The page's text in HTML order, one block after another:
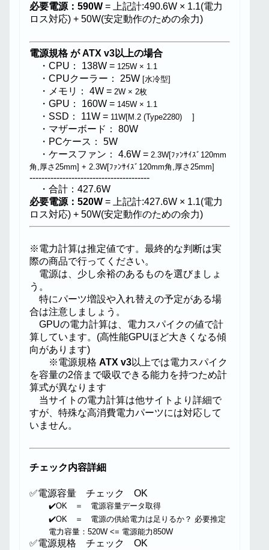
必要電源：590W = 上記計:490.6W × 1.1(電力
ロス対応) + 50W(安定動作のための余力)
電源規格 が ATX v3以上の場合
・CPU： 138W = 125W × 1.1
・CPUクーラー： 25W [水冷型]
・メモリ： 4W = 2W × 2枚
・GPU： 160W = 145W × 1.1
・SSD： 11W = 11W[M.2 (Type2280) ]
・マザーボード： 80W
・PCケース： 5W
・ケースファン： 4.6W = 2.3W[ﾌｧﾝｻｲｽﾞ120mm
角,厚さ25mm] + 2.3W[ﾌｧﾝｻｲｽﾞ120mm角,厚さ25mm]
----------------------------------------
・合計：427.6W
必要電源：520W = 上記計:427.6W × 1.1(電力
ロス対応) + 50W(安定動作のための余力)
※電力計算は推定値です。最終的な判断は実
際の商品で行ってください。
電源は、少し余裕のあるものを選びましょ
う。
特にパーツ増設や入れ替えの予定がある場
合は注意しましょう。
GPUの電力計算は、電力スパイクの値で計
算しています。(高性能GPUほど大きくなる傾
向があります)
※電源規格 ATX v3以上では電力スパイク
を容量の2倍まで吸収できる能力を持つため計
算式が異なります
当サイトの電力計算は他サイトより詳細で
すが、特殊な高消費電力パーツには対応して
いません。
チェック内容詳細
✅電源容量 チェック OK
✔️OK ＝ 電源容量データ取得
✔️OK ＝ 電源の供給電力は足りるか？ 必要推定
電力容量：520W <= 電源能力850W
✅電源規格 チェック OK